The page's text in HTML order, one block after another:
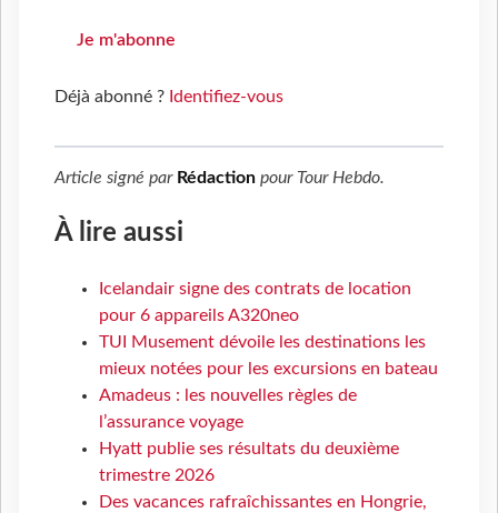
Je m'abonne
Déjà abonné ? Identifiez-vous
Article signé par Rédaction pour Tour Hebdo.
À lire aussi
Icelandair signe des contrats de location
pour 6 appareils A320neo
TUI Musement dévoile les destinations les
mieux notées pour les excursions en bateau
Amadeus : les nouvelles règles de
l’assurance voyage
Hyatt publie ses résultats du deuxième
trimestre 2026
Des vacances rafraîchissantes en Hongrie,